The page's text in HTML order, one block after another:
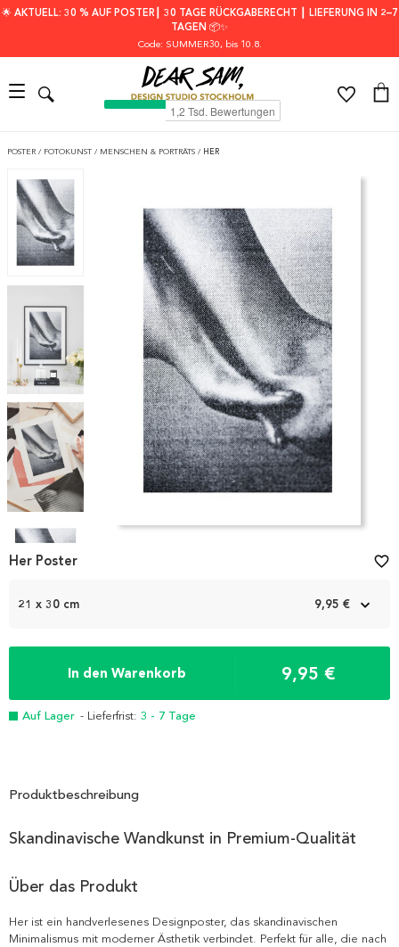
🌟 AKTUELL: 30 % AUF POSTER┃ 30 TAGE RÜCKGABERECHT ┃ LIEFERUNG IN 2–7
TAGEN 📦✨
Code: SUMMER30, bis 10.8.
POSTER / FOTOKUNST / MENSCHEN & PORTRÄTS / HER
21 x 30 cm 9,95 €
In den Warenkorb 9,95 €
Auf Lager - Lieferfrist: 3 - 7 Tage
Her Poster favorite_border
Produktbeschreibung
Skandinavische Wandkunst in Premium-Qualität
Über das Produkt
Her ist ein handverlesenes Designposter, das skandinavischen
Minimalismus mit moderner Ästhetik verbindet. Perfekt für alle, die nach